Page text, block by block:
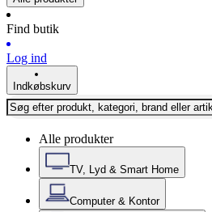
Find butik
Log ind
Indkøbskurv
Alle produkter
TV, Lyd & Smart Home
Computer & Kontor